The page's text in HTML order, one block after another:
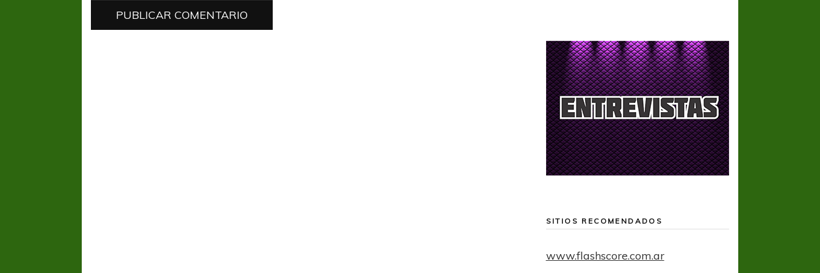
SITIOS RECOMENDADOS
www.flashscore.com.ar